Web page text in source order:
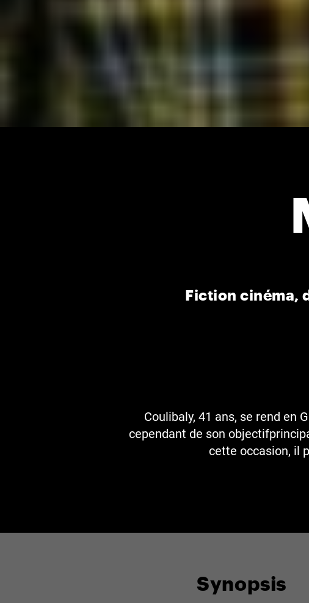
Fiction cinéma,
Coulibaly, 41 ans, se rend en
cependant de son
cette occasion, il
Synopsis